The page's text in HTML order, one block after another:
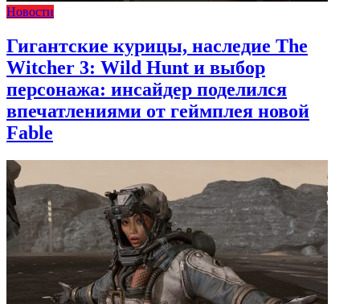
Новости
Гигантские курицы, наследие The
Witcher 3: Wild Hunt и выбор
персонажа: инсайдер поделился
впечатлениями от геймплея новой
Fable